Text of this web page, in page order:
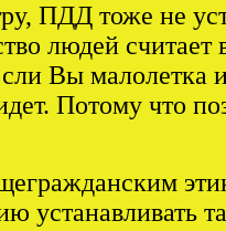
ПДД тоже не
людей
Вы малолетка
Потому что